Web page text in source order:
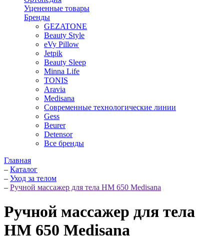
Уцененные товары
Бренды
GEZATONE
Beauty Style
eVy Pillow
Jetpik
Beauty Sleep
Minna Life
TONIS
Aravia
Medisana
Современные технологические линии
Gess
Beurer
Detensor
Все бренды
Главная
– Каталог
– Уход за телом
– Ручной массажер для тела HM 650 Medisana
Ручной массажер для тела
HM 650 Medisana